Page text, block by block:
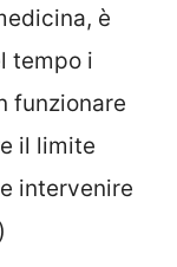
è
tempo i
funzionare
il limite
intervenire
)